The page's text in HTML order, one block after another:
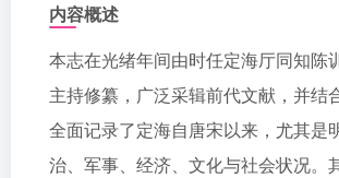
内容概述
本志在光绪年间由时任定海厅同知陈
主持修纂，广泛采辑前代文献，并结
全面记录了定海自唐宋以来，尤其是
治、军事、经济、文化与社会状况。